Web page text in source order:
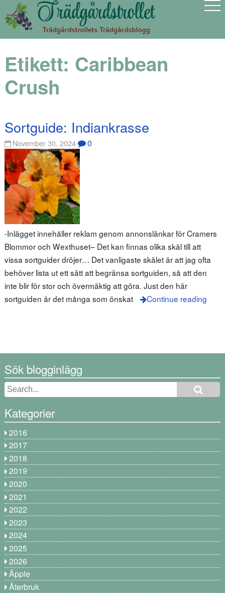
Etikett: Caribbean
Crush
Sortguide: Indiankrasse
November 30, 2024 0
-Inlägget innehåller reklam genom annonslänkar för Cramers
Blommor och Wexthuset– Det kan finnas olika skäl till att
vissa sortguider dröjer… Det vanligaste skälet är att jag ofta
behöver lista ut ett sätt att begränsa sortguiden, så att den
inte blir för stor och övermäktig att göra. Just den här
sortguiden är det många som önskat
Continue reading
Sök blogginlägg
Kategorier
2016
2017
2018
2019
2020
2021
2022
2023
2024
2025
2026
Äpple
Återbruk